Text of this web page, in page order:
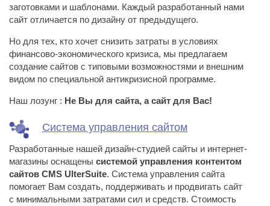
заготовками и шаблонами. Каждый разработанный нами
сайт отличается по дизайну от предыдущего.
Но для тех, кто хочет снизить затраты в условиях
финансово-экономического кризиса, мы предлагаем
создание сайтов с типовыми возможностями и внешним
видом по специальной антикризисной программе.
Наш лозунг : Не Вы для сайта, а сайт для Вас!
Система управления сайтом
Разработанные нашей дизайн-студией сайты и интернет-
магазины оснащены системой управления контентом
сайтов CMS UlterSuite. Система управления сайта
помогает Вам создать, поддерживать и продвигать сайт
с минимальными затратами сил и средств. Стоимость